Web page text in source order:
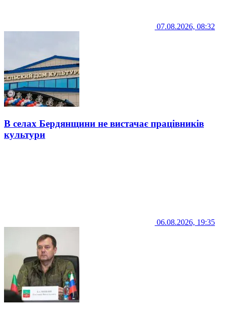
07.08.2026, 08:32
В селах Бердянщини не вистачає працівників
культури
06.08.2026, 19:35